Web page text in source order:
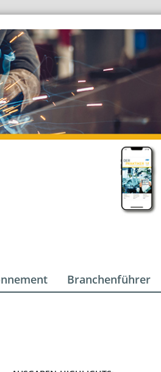
Branchenführer